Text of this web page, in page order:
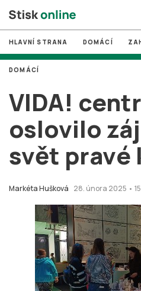
# MUNI
# Brno
# volby
login PŘIHLÁSIT SE
HLAVNÍ STRANA DOMÁCÍ
VIDA!
oslovilo
svět pravé
Markéta Hušková 28. února 2025 •
DOMÁCÍ